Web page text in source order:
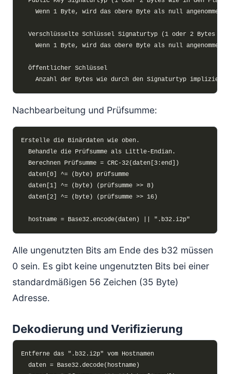
Nachbearbeitung und Prüfsumme:
Alle ungenutzten Bits am Ende des b32 müssen
0 sein. Es gibt keine ungenutzten Bits bei einer
standardmäßigen 56 Zeichen (35 Byte)
Adresse.
Dekodierung und Verifizierung